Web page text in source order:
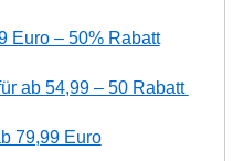
Euro – 50% Rabatt
ab 54,99 – 50 Rabatt
79,99 Euro